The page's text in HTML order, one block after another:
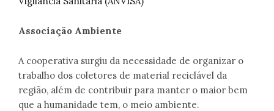
Associação Ambiente
A cooperativa surgiu da necessidade de organizar o
trabalho dos coletores de material reciclável da
região, além de contribuir para manter o maior bem
que a humanidade tem, o meio ambiente.